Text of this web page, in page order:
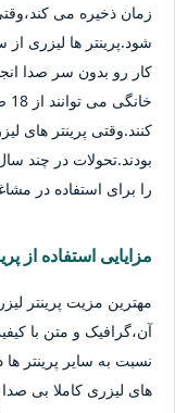
زمان ذخیره می
شود.پرینتر ها لیزری
کار رو بدون سر صدا
کنند.وقتی پرینتر های
بودند.تحولات در چند
را برای استفاده در
مزایایی استفاده از
مهترین مزیت پرینتر
آن،گرافیک و متن با
نسبت به سایر پرینتر ها
های لیزری کاملا بی